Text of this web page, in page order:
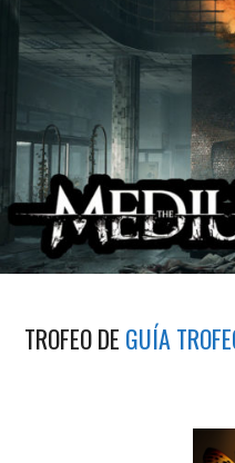
TROFEO DE GUÍA